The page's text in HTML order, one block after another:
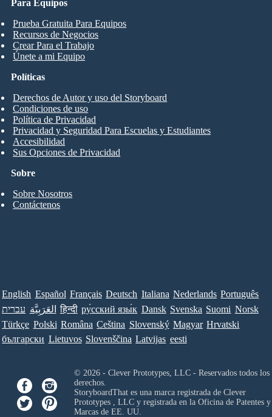
Para Equipos
Prueba Gratuita Para Equipos
Recursos de Negocios
Crear Para el Trabajo
Únete a mi Equipo
Sobre
Sobre Nosotros
Contáctenos
Políticas
Derechos de Autor y uso del Storyboard
Condiciones de uso
Política de Privacidad
Privacidad y Seguridad Para Escuelas y Estudiantes
Accesibilidad
Sus Opciones de Privacidad
English Español Français Deutsch Italiana Nederlands Português
עברית العَرَبِيَّة हिन्दी ру́сский язы́к Dansk Svenska Suomi Norsk
Türkçe Polski Româna Ceština Slovenský Magyar Hrvatski
български Lietuvos Slovenščina Latvijas eesti
© 2026 - Clever Prototypes, LLC - Reservados todos los
derechos.
StoryboardThat es una marca registrada de Clever
Prototypes , LLCy registrada en la Oficina de Patentes y
Marcas de EE. UU.